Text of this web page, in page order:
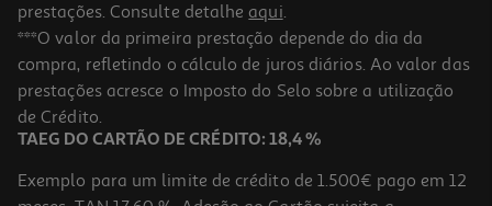
Creme A-Derma Exomega Control 400ml
76.77 €/Lt
30,71 €
prestações. Consulte detalhe aqui.
***O valor da primeira prestação depende do dia da
compra, refletindo o cálculo de juros diários. Ao valor das
prestações acresce o Imposto do Selo sobre a utilização
de Crédito.
TAEG DO CARTÃO DE CRÉDITO: 18,4 %
Exemplo para um limite de crédito de 1.500€ pago em 12